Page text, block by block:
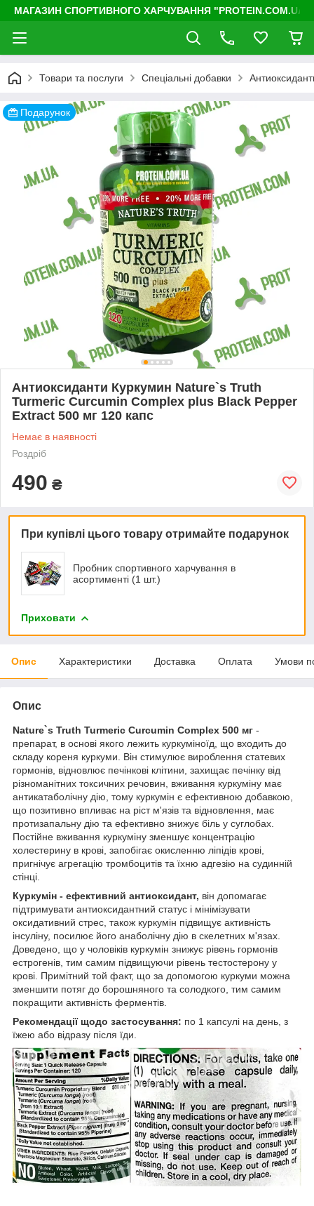
МАГАЗИН СПОРТИВНОГО ХАРЧУВАННЯ "PROTEIN.COM.UA"
Товари та послуги Спеціальні добавки
Подарунок
Антиоксиданти Куркумин Nature`s Truth
Turmeric Curcumin Complex plus Black Pepper
Extract 500 мг 120 капс
Немає в наявності
Роздріб
490 ₴
При купівлі цього товару отримайте подарунок
Пробник спортивного харчування в
асортименті (1 шт.)
Приховати
Опис Характеристики Доставка Оплата Умови
Опис
Nature`s Truth Turmeric Curcumin Complex 500 мг -
препарат, в основі якого лежить куркуміноїд, що входить до
складу кореня куркуми. Він стимулює вироблення статевих
гормонів, відновлює печінкові клітини, захищає печінку від
різноманітних токсичних речовин, вживання куркуміну має
антикатаболічну дію, тому куркумін є ефективною добавкою,
що позитивно впливає на ріст м'язів та відновлення, має
протизапальну дію та ефективно знижує біль у суглобах.
Постійне вживання куркуміну зменшує концентрацію
холестерину в крові, запобігає окисленню ліпідів крові,
пригнічує агрегацію тромбоцитів та їхню адгезію на судинній
стінці.
Куркумін - ефективний антиоксидант, він допомагає
підтримувати антиоксидантний статус і мінімізувати
оксидативний стрес, також куркумін підвищує активність
інсуліну, посилює його анаболічну дію в скелетних м'язах.
Доведено, що у чоловіків куркумін знижує рівень гормонів
естрогенів, тим самим підвищуючи рівень тестостерону у
крові. Примітний той факт, що за допомогою куркуми можна
зменшити потяг до борошняного та солодкого, тим самим
покращити активність ферментів.
Рекомендації щодо застосування: по 1 капсулі на день, з
їжею або відразу після їди.